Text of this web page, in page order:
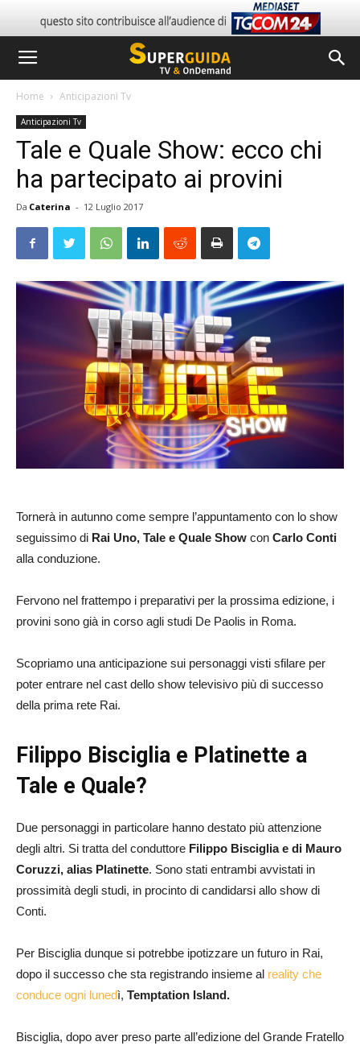
Home Anticipazioni Tv
Anticipazioni Tv
Tale e Quale Show: ecco chi
ha partecipato ai provini
Da Caterina - 12 Luglio 2017
Tornerà in autunno come sempre l’appuntamento con lo show
seguissimo di Rai Uno, Tale e Quale Show con Carlo Conti
alla conduzione.
Fervono nel frattempo i preparativi per la prossima edizione, i
provini sono già in corso agli studi De Paolis in Roma.
Scopriamo una anticipazione sui personaggi visti sfilare per
poter entrare nel cast dello show televisivo più di successo
della prima rete Rai.
Filippo Bisciglia e Platinette a
Tale e Quale?
Due personaggi in particolare hanno destato più attenzione
degli altri. Si tratta del conduttore Filippo Bisciglia e di Mauro
Coruzzi, alias Platinette. Sono stati entrambi avvistati in
prossimità degli studi, in procinto di candidarsi allo show di
Conti.
Per Bisciglia dunque si potrebbe ipotizzare un futuro in Rai,
dopo il successo che sta registrando insieme al reality che
conduce ogni lunedì, Temptation Island.
Bisciglia, dopo aver preso parte all’edizione del Grande Fratello